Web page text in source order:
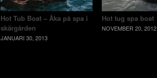
Hot Tub Boat – Åka på spa i
skärgården
JANUARI 30, 2013
Hot tug spa boat
NOVEMBER 20, 2012